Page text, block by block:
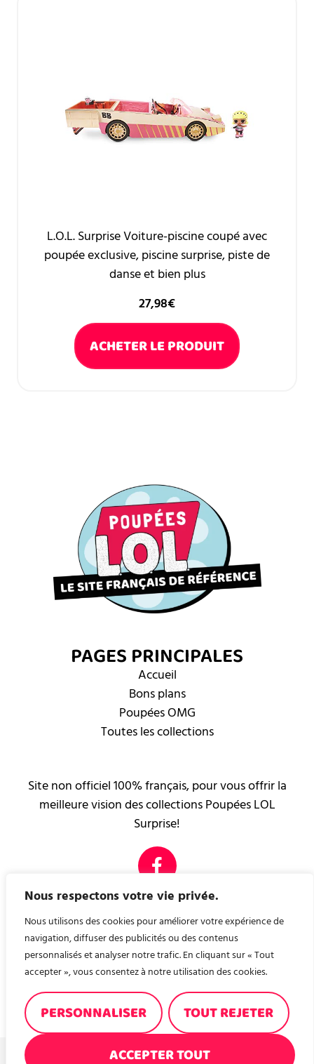
Nous respectons votre vie privée.
Nous utilisons des cookies pour améliorer votre expérience de
navigation, diffuser des publicités ou des contenus
personnalisés et analyser notre trafic. En cliquant sur « Tout
accepter », vous consentez à notre utilisation des cookies.
PERSONNALISER
TOUT REJETER
ACCEPTER TOUT
L.O.L. Surprise Voiture-piscine coupé avec
poupée exclusive, piscine surprise, piste de
danse et bien plus
27,98€
ACHETER LE PRODUIT
PAGES PRINCIPALES
Accueil
Bons plans
Poupées OMG
Toutes les collections
Site non officiel 100% français, pour vous offrir la
meilleure vision des collections Poupées LOL
Surprise!
PAGES LÉGALES
Mentions légales
Contact
Nous avons créé, pour vous, un site de recette de
cuisine ! A consommer sans modération ! recettes-en-
familles.fr
© 2026, POUPÉES LOL BLOG NON OFFICIEL - TOUS DROITS RÉSERVÉS